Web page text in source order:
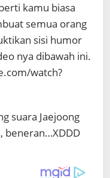
kamu biasa
semua orang
sisi humor
nya dibawah ini.
watch?
suara Jaejoong
beneran…XDDD